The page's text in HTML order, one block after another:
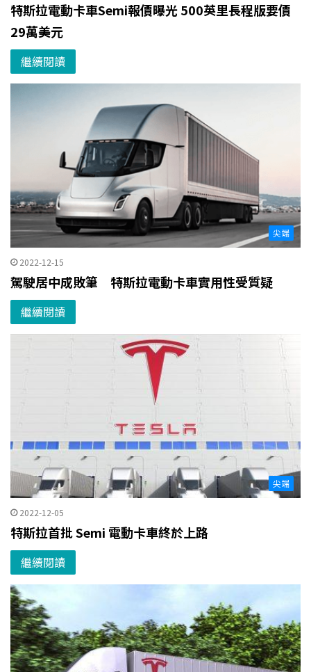
特斯拉電動卡車Semi報價曝光 500英里長程版要價
29萬美元
繼續閱讀
尖端
2022-12-15
駕駛居中成敗筆 特斯拉電動卡車實用性受質疑
繼續閱讀
尖端
2022-12-05
特斯拉首批 Semi 電動卡車終於上路
繼續閱讀